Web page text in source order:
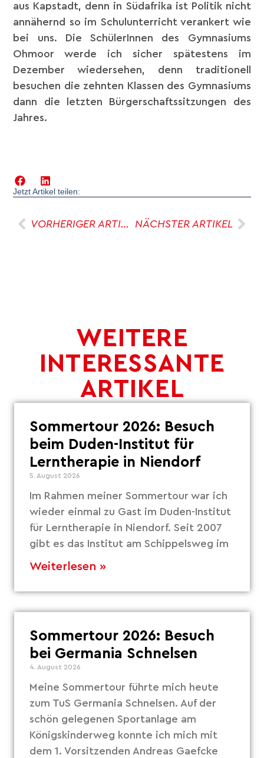
aus Kapstadt, denn in Südafrika ist Politik nicht
annähernd so im Schulunterricht verankert wie
bei uns. Die SchülerInnen des Gymnasiums
Ohmoor werde ich sicher spätestens im
Dezember wiedersehen, denn traditionell
besuchen die zehnten Klassen des Gymnasiums
dann die letzten Bürgerschaftssitzungen des
Jahres.
Jetzt Artikel teilen:
VORHERIGER ARTIKEL NÄCHSTER ARTIKEL
WEITERE
INTERESSANTE
ARTIKEL
Sommertour 2026: Besuch
beim Duden-Institut für
Lerntherapie in Niendorf
5. August 2026
Im Rahmen meiner Sommertour war ich
wieder einmal zu Gast im Duden-Institut
für Lerntherapie in Niendorf. Seit 2007
gibt es das Institut am Schippelsweg im
Weiterlesen »
Sommertour 2026: Besuch
bei Germania Schnelsen
4. August 2026
Meine Sommertour führte mich heute
zum TuS Germania Schnelsen. Auf der
schön gelegenen Sportanlage am
Königskinderweg konnte ich mich mit
dem 1. Vorsitzenden Andreas Gaefcke